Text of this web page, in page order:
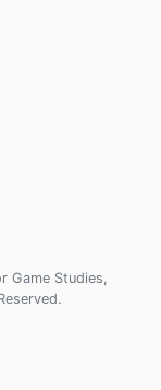
Game Studies,